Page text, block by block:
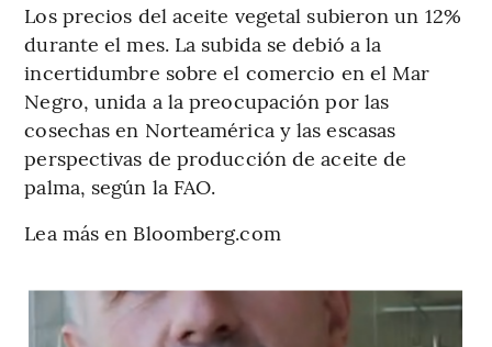
Los precios del aceite vegetal subieron un 12%
durante el mes. La subida se debió a la
incertidumbre sobre el comercio en el Mar
Negro, unida a la preocupación por las
cosechas en Norteamérica y las escasas
perspectivas de producción de aceite de
palma, según la FAO.
Lea más en Bloomberg.com